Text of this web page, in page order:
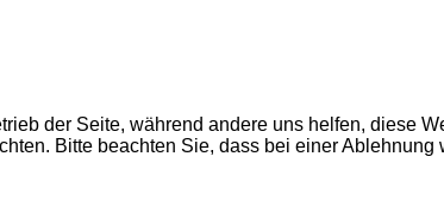
der Seite, während andere uns helfen, diese
Bitte beachten Sie, dass bei einer